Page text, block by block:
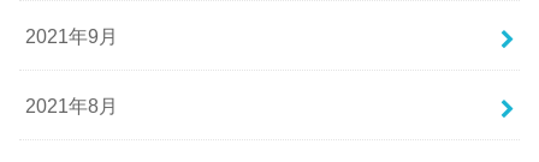
2021年9月
2021年8月